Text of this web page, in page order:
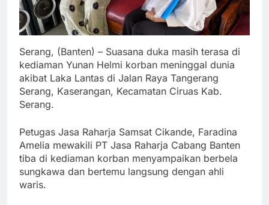
Serang, (Banten) – Suasana duka masih terasa di
kediaman Yunan Helmi korban meninggal dunia
akibat Laka Lantas di Jalan Raya Tangerang
Serang, Kaserangan, Kecamatan Ciruas Kab.
Serang.
Petugas Jasa Raharja Samsat Cikande, Faradina
Amelia mewakili PT Jasa Raharja Cabang Banten
tiba di kediaman korban menyampaikan berbela
sungkawa dan bertemu langsung dengan ahli
waris.